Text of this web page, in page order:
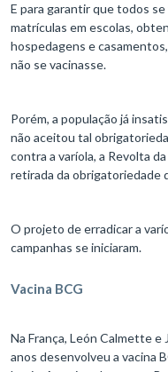
E para garantir que todos
matrículas em escolas,
hospedagens e
não se vacinasse.
Porém, a população já
não aceitou tal
contra a varíola, a Revolta
retirada da obrigatoriedade
O projeto de erradicar a
campanhas se iniciaram.
Vacina BCG
Na França, León Calmette e
anos desenvolveu a vacina